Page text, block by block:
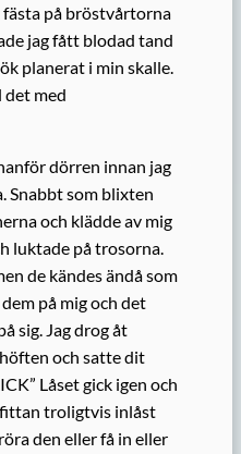
på bröstvårtorna
jag fått blodad tand
planerat i min skalle.
det med
dörren innan jag
Snabbt som blixten
och klädde av mig
luktade på trosorna.
de kändes ändå som
på mig och det
sig. Jag drog åt
och satte dit
Låset gick igen och
troligtvis inlåst
den eller få in eller